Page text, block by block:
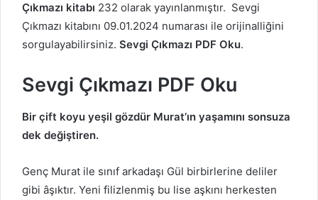
Çıkmazı kitabı 232 olarak yayınlanmıştır. Sevgi
Çıkmazı kitabını 09.01.2024 numarası ile orijinalliğini
sorgulayabilirsiniz. Sevgi Çıkmazı PDF Oku.
Sevgi Çıkmazı PDF Oku
Bir çift koyu yeşil gözdür Murat’ın yaşamını sonsuza
dek değiştiren.
Genç Murat ile sınıf arkadaşı Gül birbirlerine deliler
gibi âşıktır. Yeni filizlenmiş bu lise aşkını herkesten